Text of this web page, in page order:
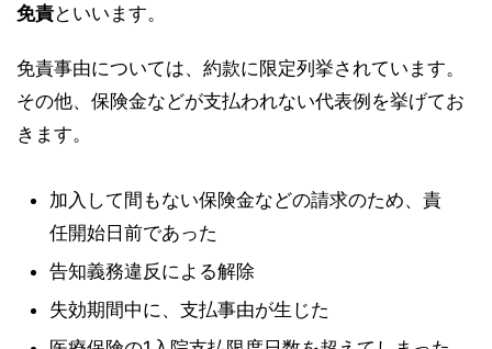
免責といいます。
免責事由については、約款に限定列挙されています。
その他、保険金などが支払われない代表例を挙げてお
きます。
加入して間もない保険金などの請求のため、責
任開始日前であった
告知義務違反による解除
失効期間中に、支払事由が生じた